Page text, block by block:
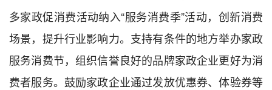
多家政促消费活动纳入“服务消费季”活动，创新消费
场景，提升行业影响力。支持有条件的地方举办家政
服务消费节，组织信誉良好的品牌家政企业更好为消
费者服务。鼓励家政企业通过发放优惠券、体验券等